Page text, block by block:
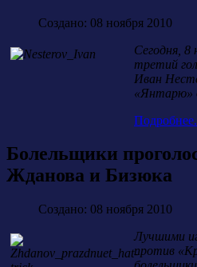
Создано: 08 ноября 2010
Сегодня, 8
третий
Иван
«Янтарю»
Болельщики
Жданова и Бизюка
Создано: 08 ноября 2010
Лучшими
против